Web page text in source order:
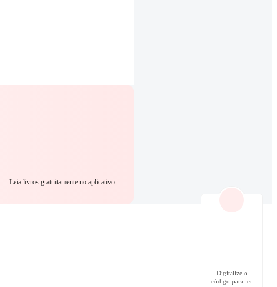
Leia livros gratuitamente no aplicativo
Digitalize o
código para ler